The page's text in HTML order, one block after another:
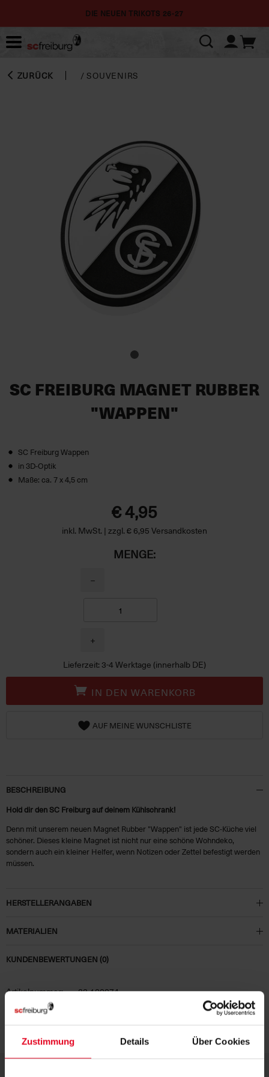
Zustimmung Details Über Cookies
DIE NEUEN TRIKOTS 26-27
ZURÜCK / SOUVENIRS
SC FREIBURG MAGNET RUBBER
"WAPPEN"
SC Freiburg Wappen
in 3D-Optik
Maße: ca. 7 x 4,5 cm
€ 4,95
inkl. MwSt. | zzgl. € 6,95 Versandkosten
MENGE:
−
+
Lieferzeit: 3-4 Werktage (innerhalb DE)
IN DEN WARENKORB
AUF MEINE WUNSCHLISTE
BESCHREIBUNG
Hold dir den SC Freiburg auf deinem Kühlschrank!
Denn mit unserem neuen Magnet Rubber "Wappen" ist jede SC-Küche viel
schöner. Dieses kleine Magnet ist nicht nur eine schöne Wohndeko,
sondern auch ein kleiner Helfer, wenn Notizen oder Zettel befestigt werden
müssen.
HERSTELLERANGABEN
MATERIALIEN
KUNDENBEWERTUNGEN (0)
Artikelnummer: 22-100074
Logistiknummer: